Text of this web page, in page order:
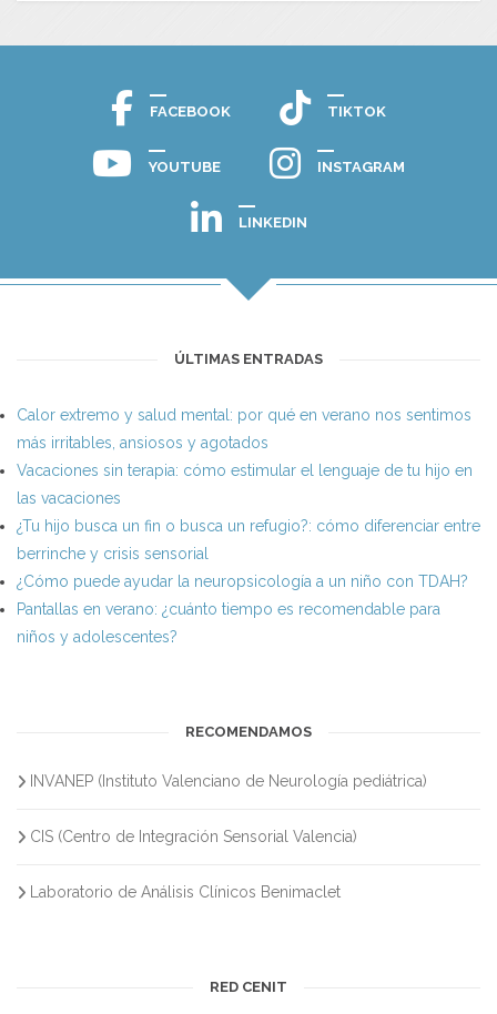
FACEBOOK TIKTOK
YOUTUBE INSTAGRAM
LINKEDIN
ÚLTIMAS ENTRADAS
Calor extremo y salud mental: por qué en verano nos sentimos
más irritables, ansiosos y agotados
Vacaciones sin terapia: cómo estimular el lenguaje de tu hijo en
las vacaciones
¿Tu hijo busca un fin o busca un refugio?: cómo diferenciar entre
berrinche y crisis sensorial
¿Cómo puede ayudar la neuropsicología a un niño con TDAH?
Pantallas en verano: ¿cuánto tiempo es recomendable para
niños y adolescentes?
RECOMENDAMOS
INVANEP (Instituto Valenciano de Neurología pediátrica)
CIS (Centro de Integración Sensorial Valencia)
Laboratorio de Análisis Clínicos Benimaclet
RED CENIT